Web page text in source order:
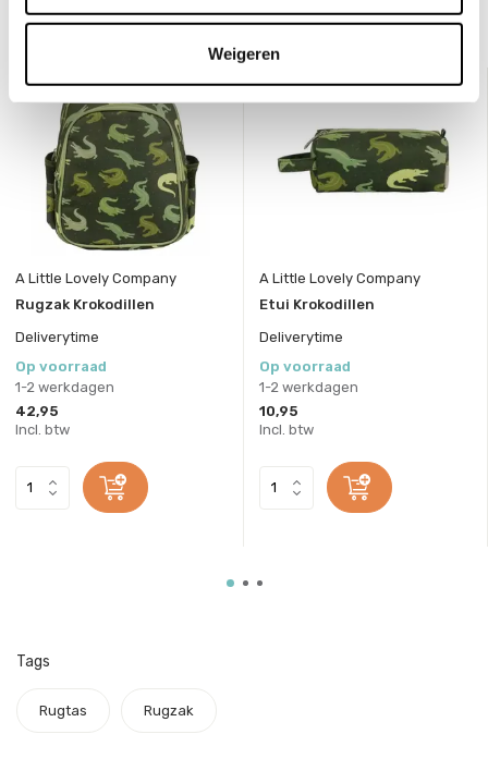
Weigeren
Bekijk ook deze must-haves
A Little Lovely Company
Rugzak Krokodillen
Deliverytime
Op voorraad
1-2 werkdagen
42,95
Incl. btw
A Little Lovely Company
Etui Krokodillen
Deliverytime
Op voorraad
1-2 werkdagen
10,95
Incl. btw
Tags
Rugtas Rugzak